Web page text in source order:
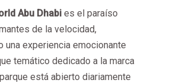
Abu Dhabi es el paraíso
de la velocidad,
una experiencia emocionante
temático dedicado a la marca
está abierto diariamente